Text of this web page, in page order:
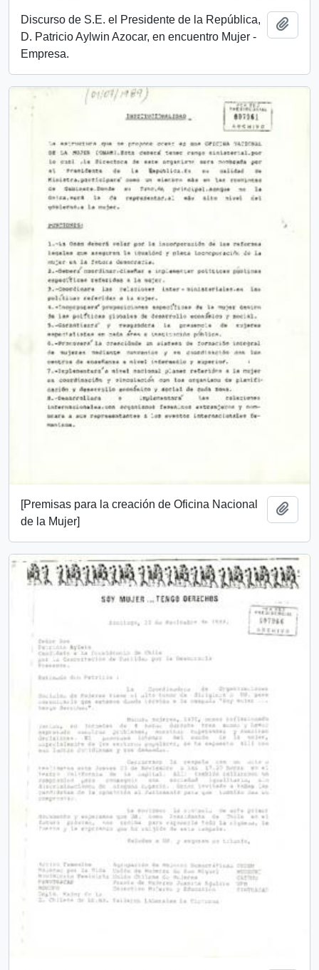
Discurso de S.E. el Presidente de la República,
D. Patricio Aylwin Azocar, en encuentro Mujer -
Empresa.
[Premisas para la creación de Oficina Nacional
de la Mujer]